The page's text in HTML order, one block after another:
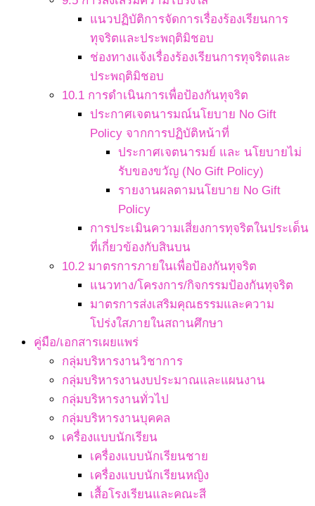
แนวปฏิบัติการจัดการเรื่องร้องเรียนการ
ทุจริตและประพฤติมิชอบ
ช่องทางแจ้งเรื่องร้องเรียนการทุจริตและ
ประพฤติมิชอบ
10.1 การดำเนินการเพื่อป้องกันทุจริต
ประกาศเจตนารมณ์นโยบาย No Gift
Policy จากการปฏิบัติหน้าที่
ประกาศเจตนารมย์ และ นโยบายไม่
รับของขวัญ (No Gift Policy)
รายงานผลตามนโยบาย No Gift
Policy
การประเมินความเสี่ยงการทุจริตในประเด็น
ที่เกี่ยวข้องกับสินบน
10.2 มาตรการภายในเพื่อป้องกันทุจริต
แนวทาง/โครงการ/กิจกรรมป้องกันทุจริต
มาตรการส่งเสริมคุณธรรมและความ
โปร่งใสภายในสถานศึกษา
คู่มือ/เอกสารเผยแพร่
กลุ่มบริหารงานวิชาการ
กลุ่มบริหารงานงบประมาณและแผนงาน
กลุ่มบริหารงานทั่วไป
กลุ่มบริหารงานบุคคล
เครื่องแบบนักเรียน
เครื่องแบบนักเรียนชาย
เครื่องแบบนักเรียนหญิง
เสื้อโรงเรียนและคณะสี